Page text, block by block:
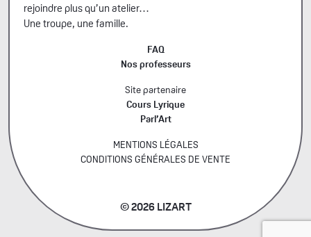
rejoindre plus qu’un atelier…
Une troupe, une famille.
FAQ
Nos professeurs
Site partenaire
Cours Lyrique
Parl’Art
MENTIONS LÉGALES
CONDITIONS GÉNÉRALES DE VENTE
© 2026 LIZART